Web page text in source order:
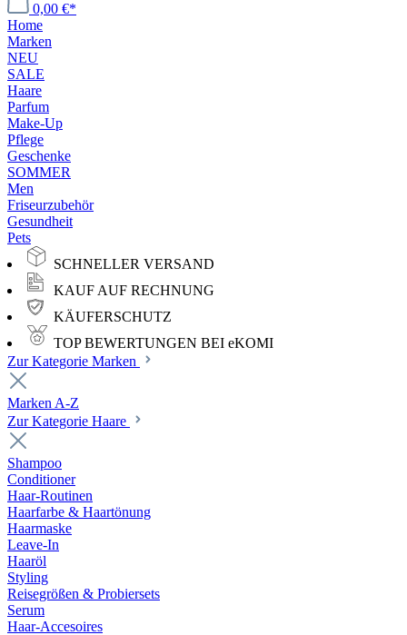
0,00 €*
Home
Marken
NEU
SALE
Haare
Parfum
Make-Up
Pflege
Geschenke
SOMMER
Men
Friseurzubehör
Gesundheit
Pets
SCHNELLER VERSAND
KAUF AUF RECHNUNG
KÄUFERSCHUTZ
TOP BEWERTUNGEN BEI eKOMI
Zur Kategorie Marken
Marken A-Z
Zur Kategorie Haare
Shampoo
Conditioner
Haar-Routinen
Haarfarbe & Haartönung
Haarmaske
Leave-In
Haaröl
Styling
Reisegrößen & Probiersets
Serum
Haar-Accesoires